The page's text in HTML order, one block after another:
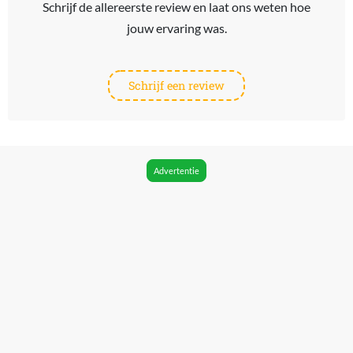
Schrijf de allereerste review en laat ons weten hoe
jouw ervaring was.
Schrijf een review
Advertentie